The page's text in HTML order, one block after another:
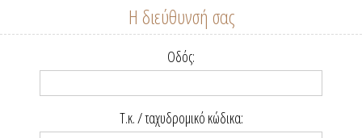
Η διεύθυνσή σας
Οδός:
Τ.κ. / ταχυδρομικό κώδικα: